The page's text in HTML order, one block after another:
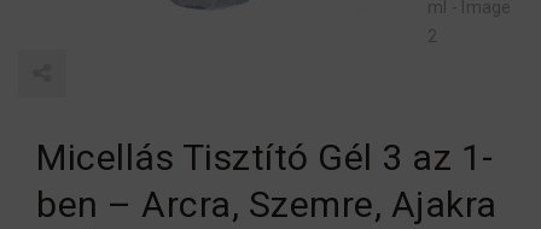
Micellás Tisztító Gél 3 az 1-
ben – Arcra, Szemre, Ajakra